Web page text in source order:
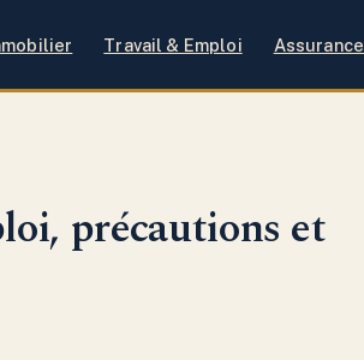
Travail & Emploi Assurance
précautions et